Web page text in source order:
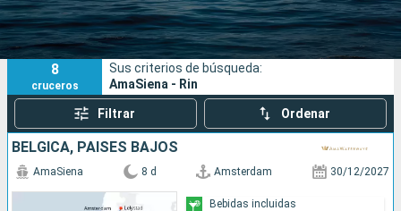
Buscar
8
cruceros
Sus criterios de búsqueda:
AmaSiena - Rin
Filtrar Ordenar
BÉLGICA, PAISES BAJOS
AmaSiena 8 d Amsterdam 30/12/2027
Bebidas incluidas